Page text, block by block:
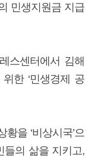
민생지원금 지급
스센터에서 김해
한 ‘민생경제 공
을 ‘비상시국’으
들의 삶을 지키고,